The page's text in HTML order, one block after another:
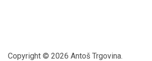
Copyright © 2026 Antoš Trgovina.